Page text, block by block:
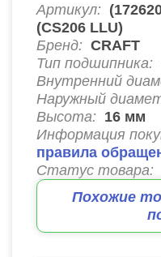
Артикул:
(CS206 LLU)
Бренд: CRAFT
Тип подшипника:
Внутренний
Наружный
Высота: 16 мм
Информация
правила
Статус товара:
Похожие